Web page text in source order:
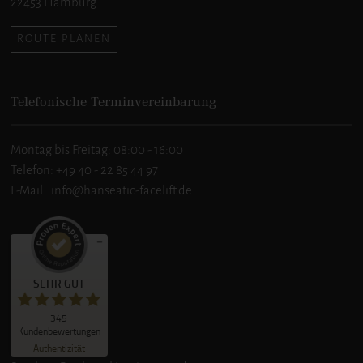
ROUTE PLANEN
Telefonische Terminvereinbarung
Montag bis Freitag: 08:00 - 16:00
Telefon: +49 40 - 22 85 44 97
E-Mail:
info@hanseatic-facelift.de
SEHR GUT
345
Kundenbewertungen
Authentizität
Kundenbewertungen und Erfahrungen zu
hanseatic-facelift – Dr. Stephan Grzybowski
SEHR GUT
5,00
/
5,00